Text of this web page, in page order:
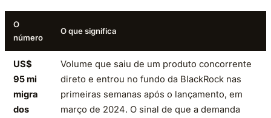
O
número
O que significa
US$
95 mi
migra
dos
Volume que saiu de um produto concorrente
direto e entrou no fundo da BlackRock nas
primeiras semanas após o lançamento, em
março de 2024. O sinal de que a demanda